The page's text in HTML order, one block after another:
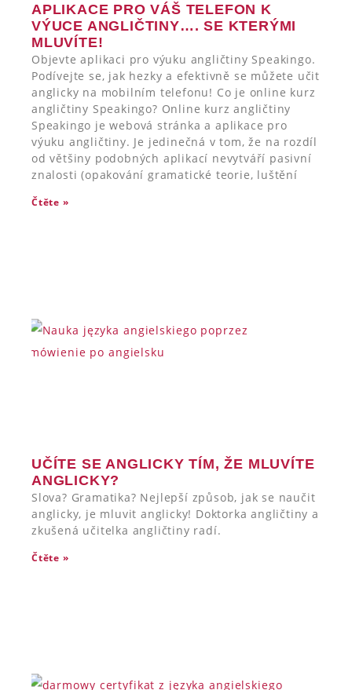
APLIKACE PRO VÁŠ TELEFON K
VÝUCE ANGLIČTINY…. SE KTERÝMI
MLUVÍTE!
Objevte aplikaci pro výuku angličtiny Speakingo.
Podívejte se, jak hezky a efektivně se můžete učit
anglicky na mobilním telefonu! Co je online kurz
angličtiny Speakingo? Online kurz angličtiny
Speakingo je webová stránka a aplikace pro
výuku angličtiny. Je jedinečná v tom, že na rozdíl
od většiny podobných aplikací nevytváří pasivní
znalosti (opakování gramatické teorie, luštění
Čtěte »
UČÍTE SE ANGLICKY TÍM, ŽE MLUVÍTE
ANGLICKY?
Slova? Gramatika? Nejlepší způsob, jak se naučit
anglicky, je mluvit anglicky! Doktorka angličtiny a
zkušená učitelka angličtiny radí.
Čtěte »